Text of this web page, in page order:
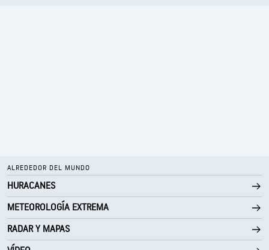
ALREDEDOR DEL MUNDO
HURACANES
METEOROLOGÍA EXTREMA
RADAR Y MAPAS